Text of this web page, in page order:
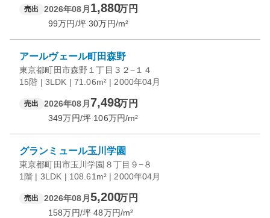
売出 2026年08月 1,880万円
99万円/坪 30万円/m²
アールヴェール町田森野
東京都町田市森野１丁目３２−１４
15階 | 3LDK | 71.06m² | 2000年04月
売出 2026年08月 7,498万円
349万円/坪 106万円/m²
グランミュール玉川学園
東京都町田市玉川学園８丁目９−８
1階 | 3LDK | 108.61m² | 2000年04月
売出 2026年08月 5,200万円
158万円/坪 48万円/m²